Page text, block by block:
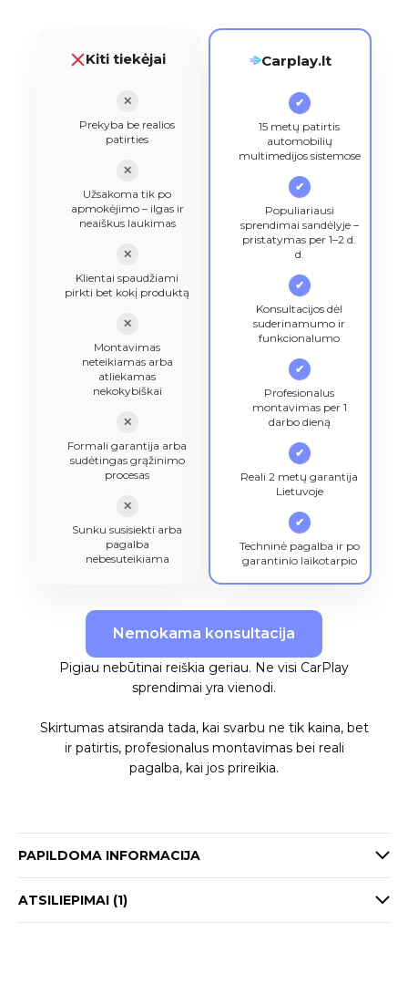
Kiti tiekėjai
✕
Prekyba be realios
patirties
✕
Užsakoma tik po
apmokėjimo – ilgas ir
neaiškus laukimas
✕
Klientai spaudžiami
pirkti bet kokį produktą
✕
Montavimas
neteikiamas arba
atliekamas
nekokybiškai
✕
Formali garantija arba
sudėtingas grąžinimo
procesas
✕
Sunku susisiekti arba
pagalba
nebesuteikiama
Carplay.lt
✔
15 metų patirtis
automobilių
multimedijos sistemose
✔
Populiariausi
sprendimai sandėlyje –
pristatymas per 1–2 d.
d.
✔
Konsultacijos dėl
suderinamumo ir
funkcionalumo
✔
Profesionalus
montavimas per 1
darbo dieną
✔
Reali 2 metų garantija
Lietuvoje
✔
Techninė pagalba ir po
garantinio laikotarpio
Nemokama konsultacija
Pigiau nebūtinai reiškia geriau. Ne visi CarPlay
sprendimai yra vienodi.
Skirtumas atsiranda tada, kai svarbu ne tik kaina, bet
ir patirtis, profesionalus montavimas bei reali
pagalba, kai jos prireikia.
PAPILDOMA INFORMACIJA
ATSILIEPIMAI (1)